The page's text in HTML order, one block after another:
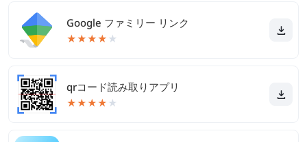
Google ファミリー リンク
★★★★ ★
qrコード読み取りアプリ
★★★★ ★